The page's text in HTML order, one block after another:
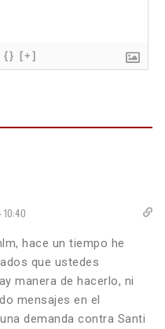
{} [+]
10:40
hace un tiempo he
que ustedes
manera de hacerlo, ni
mensajes en el
demanda contra Santi